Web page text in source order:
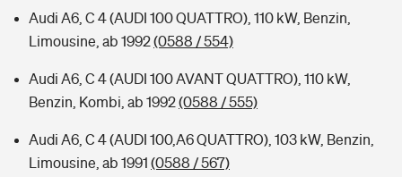
Audi A6, C 4 (AUDI 100 QUATTRO), 110 kW, Benzin,
Limousine, ab 1992(0588 / 554)
Audi A6, C 4 (AUDI 100 AVANT QUATTRO), 110 kW,
Benzin, Kombi, ab 1992(0588 / 555)
Audi A6, C 4 (AUDI 100,A6 QUATTRO), 103 kW, Benzin,
Limousine, ab 1991 (0588 / 567)